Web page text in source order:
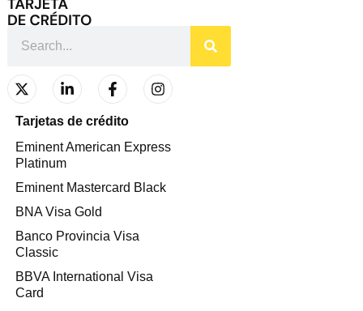
Tarjetas de crédito
Eminent American Express
Platinum
Eminent Mastercard Black
BNA Visa Gold
Banco Provincia Visa
Classic
BBVA International Visa
Card